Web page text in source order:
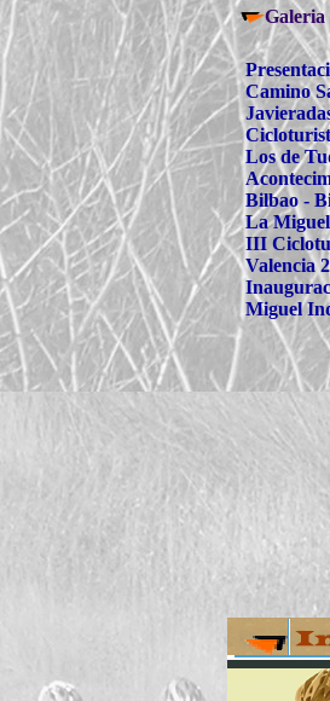
Galeria
Camino
Los de
Bilbao -
La
III
Valencia
Miguel